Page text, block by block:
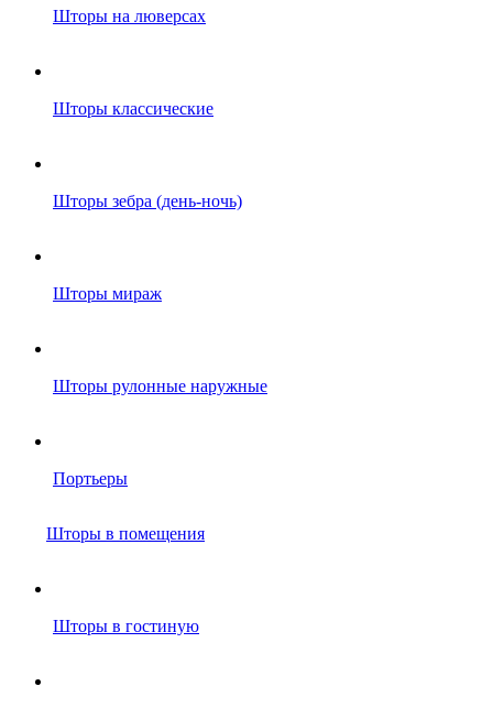
Шторы на люверсах
Шторы классические
Шторы зебра (день-ночь)
Шторы мираж
Шторы рулонные наружные
Портьеры
Шторы в помещения
Шторы в гостиную